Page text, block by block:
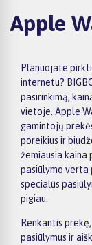
Apple
Planuojate
internetu?
pasirinkimą,
vietoje. Apple
gamintojų
poreikius ir
žemiausia kaina
pasiūlymo verta
specialūs
pigiau.
Renkantis
pasiūlymus ir